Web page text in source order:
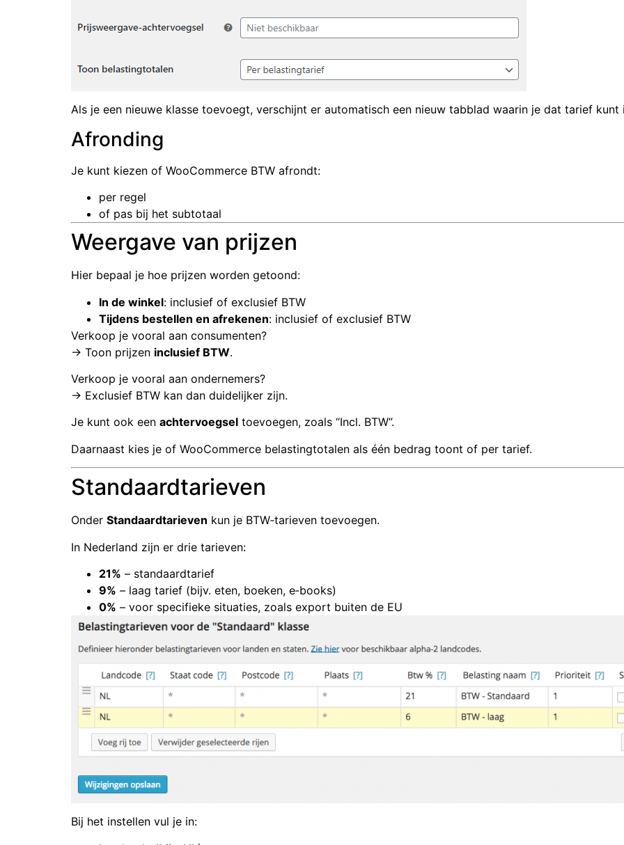
Als je een nieuwe klasse toevoegt, verschijnt er automatisch een nieuw tabblad waarin je dat tarief kunt
Afronding
Je kunt kiezen of WooCommerce BTW afrondt:
per regel
of pas bij het subtotaal
Weergave van prijzen
Hier bepaal je hoe prijzen worden getoond:
In de winkel: inclusief of exclusief BTW
Tijdens bestellen en afrekenen: inclusief of exclusief BTW
Verkoop je vooral aan consumenten?
→ Toon prijzen inclusief BTW.
Verkoop je vooral aan ondernemers?
→ Exclusief BTW kan dan duidelijker zijn.
Je kunt ook een achtervoegsel toevoegen, zoals “Incl. BTW”.
Daarnaast kies je of WooCommerce belastingtotalen als één bedrag toont of per tarief.
Standaardtarieven
Onder Standaardtarieven kun je BTW‑tarieven toevoegen.
In Nederland zijn er drie tarieven:
21% – standaardtarief
9% – laag tarief (bijv. eten, boeken, e‑books)
0% – voor specifieke situaties, zoals export buiten de EU
Bij het instellen vul je in: